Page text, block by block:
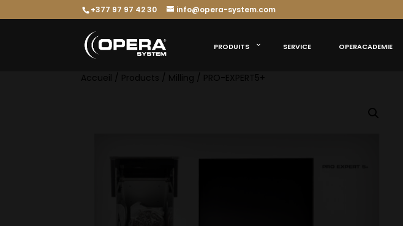
+377 97 97 42 30 info@opera-system.com
PRODUITS SERVICE OPERACADEMIE
Accueil / Products / Milling / PRO-EXPERT5+